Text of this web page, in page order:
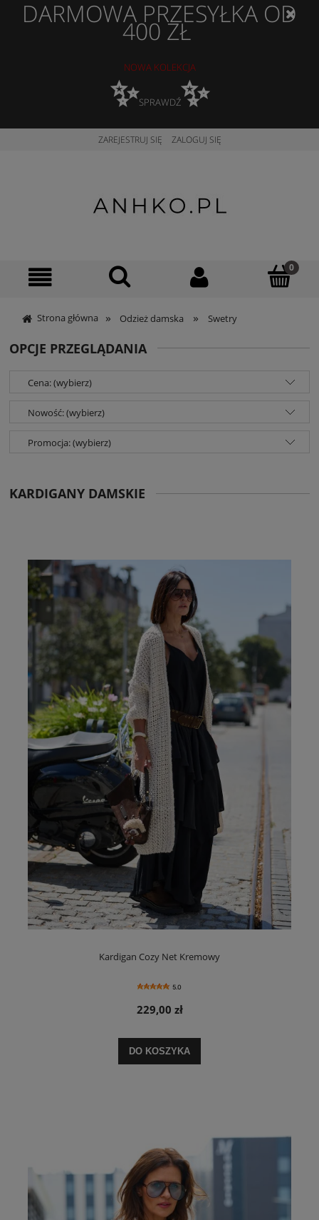
DARMOWA PRZESYŁKA OD
400 ZŁ
NOWA KOLEKCJA
✨SPRAWDŹ✨
ZAREJESTRUJ SIĘ ZALOGUJ SIĘ
Strona główna » Odzież damska » Swetry
OPCJE PRZEGLĄDANIA
Cena: (wybierz)
Nowość: (wybierz)
Promocja: (wybierz)
KARDIGANY DAMSKIE
Kardigan Cozy Net Kremowy
5.0
229,00 zł
DO KOSZYKA